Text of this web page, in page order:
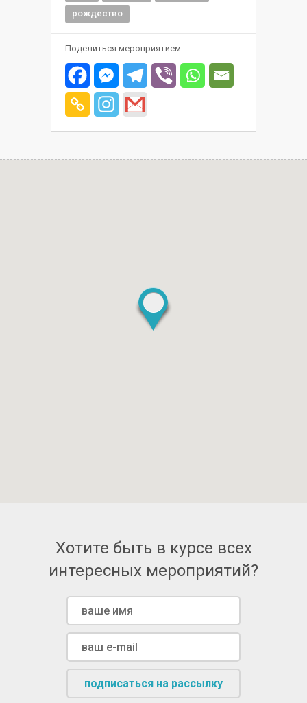
рождество
Поделиться мероприятием:
Хотите быть в курсе всех
интересных мероприятий?
подписаться на рассылку